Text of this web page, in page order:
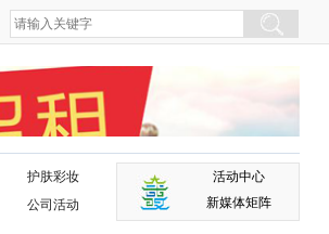
护肤彩妆
公司活动
活动中心
新媒体矩阵